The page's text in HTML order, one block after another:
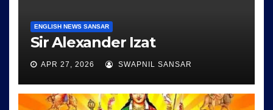
ENGLISH NEWS SANSAR
Sir Alexander Izat
APR 27, 2026 SWAPNIL SANSAR